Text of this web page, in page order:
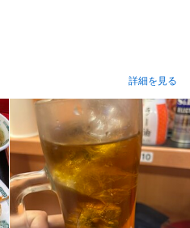
詳細を見る